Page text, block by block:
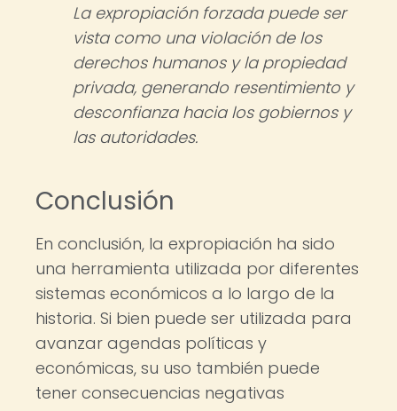
La expropiación forzada puede ser
vista como una violación de los
derechos humanos y la propiedad
privada, generando resentimiento y
desconfianza hacia los gobiernos y
las autoridades.
Conclusión
En conclusión, la expropiación ha sido
una herramienta utilizada por diferentes
sistemas económicos a lo largo de la
historia. Si bien puede ser utilizada para
avanzar agendas políticas y
económicas, su uso también puede
tener consecuencias negativas